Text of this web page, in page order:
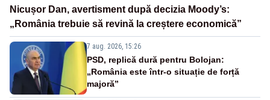
Nicușor Dan, avertisment după decizia Moody’s:
„România trebuie să revină la creștere economică”
7 aug. 2026, 15:26
PSD, replică dură pentru Bolojan:
„România este într-o situație de forță
majoră”